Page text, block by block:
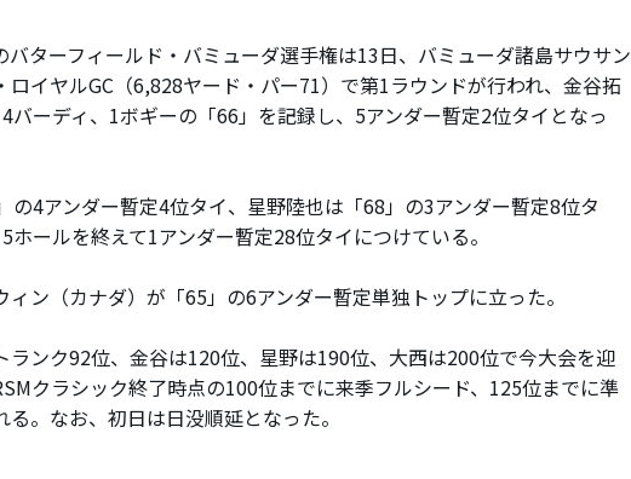
ターフィールド・バミューダ選手権は13日、バミューダ諸島サウサン
ロイヤルGC（6,828ヤード・パー71）で第1ラウンドが行われ、金谷拓
バーディ、1ボギーの「66」を記録し、5アンダー暫定2位タイとなっ
の4アンダー暫定4位タイ、星野陸也は「68」の3アンダー暫定8位タ
ホールを終えて1アンダー暫定28位タイにつけている。
ン（カナダ）が「65」の6アンダー暫定単独トップに立った。
ンク92位、金谷は120位、星野は190位、大西は200位で今大会を迎
クラシック終了時点の100位までに来季フルシード、125位までに準
る。なお、初日は日没順延となった。